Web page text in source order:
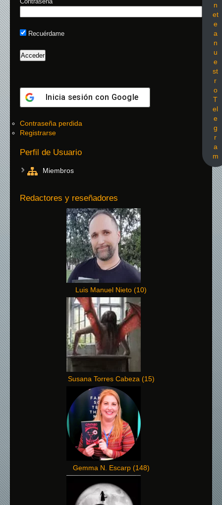
Recuérdame
Inicia sesión con Google
Contraseña perdida
Registrarse
Perfil de Usuario
Miembros
n
et
e
a
n
u
e
st
r
o
T
el
e
g
r
a
m
Redactores y reseñadores
Luis Manuel Nieto (10)
Susana Torres Cabeza (15)
Gemma N. Escarp (148)